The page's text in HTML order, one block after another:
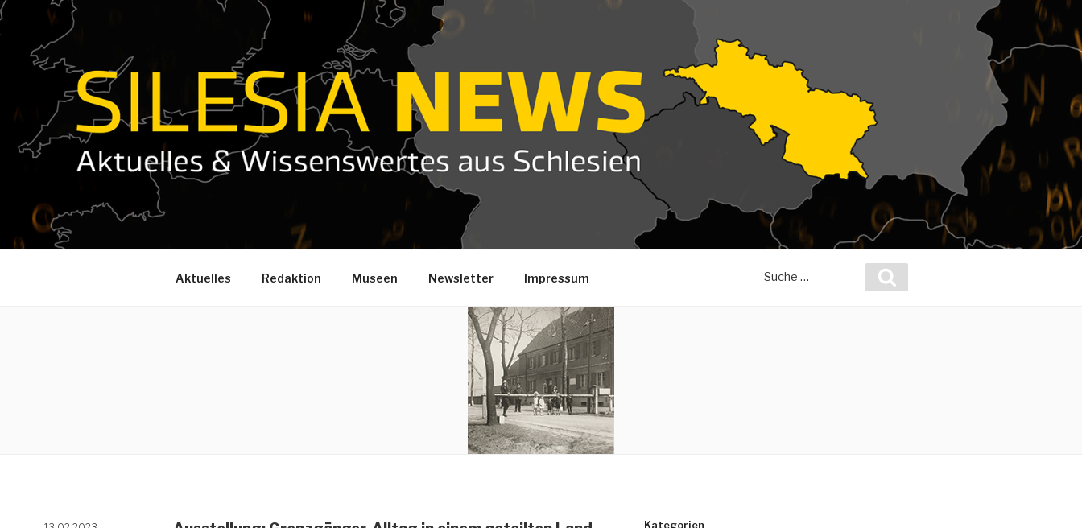
Zum
Inhalt
springen
Aktuelles Redaktion Museen Newsletter Impressum
nach:
Kategorien